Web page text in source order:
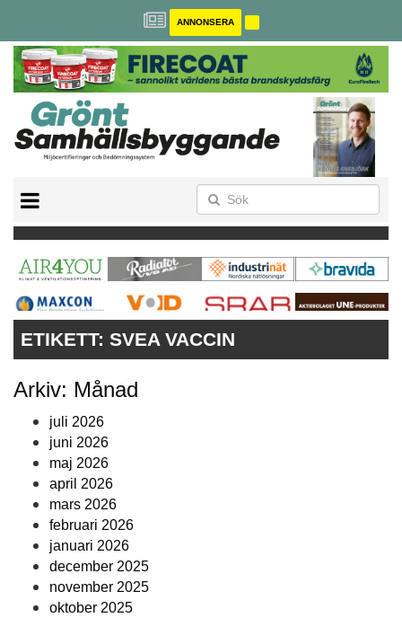
ANNONSERA
MILJÖBYGGNAD
NOLLCO2
CITYLAB
GREENBUILDING
ANNONSERA
ETIKETT: SVEA VACCIN
Arkiv: Månad
juli 2026
juni 2026
maj 2026
april 2026
mars 2026
februari 2026
januari 2026
december 2025
november 2025
oktober 2025